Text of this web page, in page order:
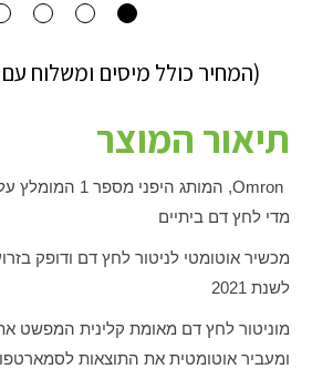
(המחיר כולל מיסים ומשלוח
תיאור המוצר
Omron
, המותג היפני
מדי לחץ דם ביתיים
מכשיר אוטומטי לניטור לחץ דם ודופק
לשנת 2021
מוניטור לחץ דם מאומת קלינית המפשט
ומעביר אוטומטית את התוצאות